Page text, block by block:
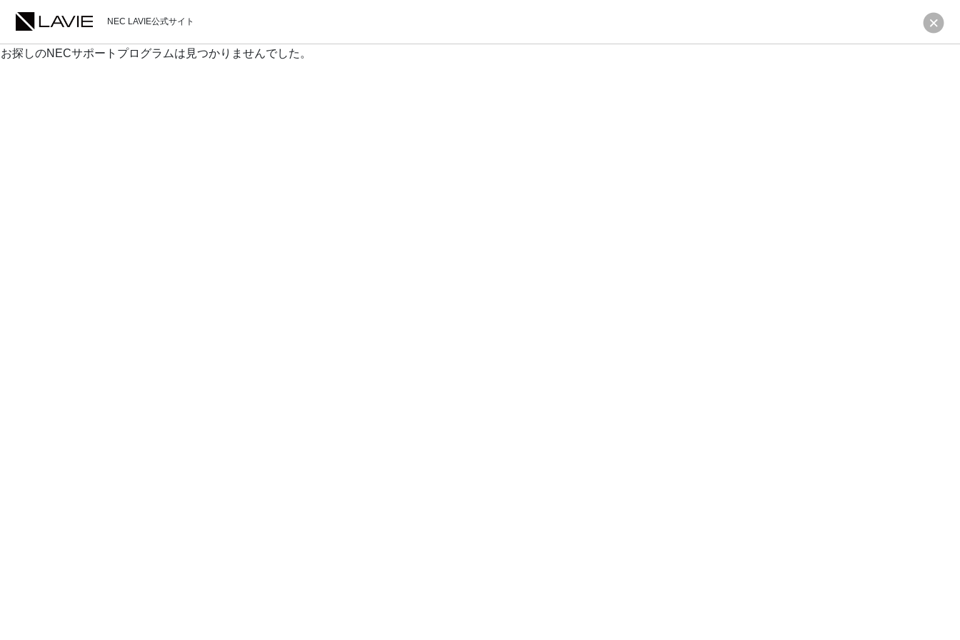
NEC LAVIE公式サイト
お探しのNECサポートプログラムは見つかりませんでした。